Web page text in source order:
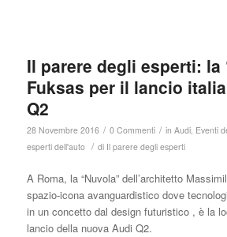
Il parere degli esperti: la
Fuksas per il lancio
Q2
28 Novembre 2016 / 0 Commenti / in Audi, Eventi
esperti dell'auto / di Il parere degli esperti
A Roma, la “Nuvola” dell’architetto
spazio-icona avanguardistico dove
in un concetto dal design futuristico , è la
lancio della nuova Audi Q2.